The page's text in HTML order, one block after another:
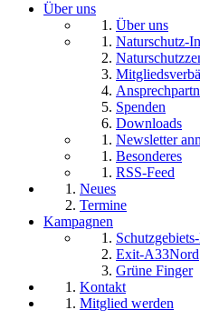
Über uns
Über uns
Naturschutz-
Spenden
Downloads
Newsletter
Besonderes
RSS-Feed
Neues
Termine
Kampagnen
Exit-A33Nord
Grüne Finger
Kontakt
Mitglied werden